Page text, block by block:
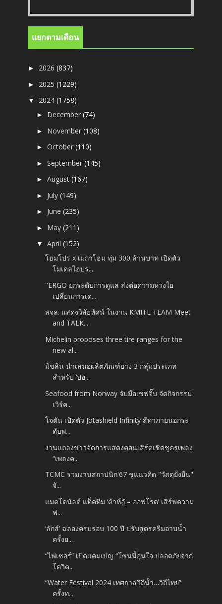
แยกตามเดือน
► 2026(837)
► 2025(1229)
▼ 2024(1758)
► December(74)
► November(108)
►October(110)
►September(145)
►August(167)
► July(149)
► June(235)
► May(211)
▼April(152)
โฮมโปร x เมกาโฮม ทุ่ม 300 ล้านบาท เปิดตัว
โมเดลไฮบร...
"ERGO ยกระดับการดูแล ส่งต่อความห่วงใย
เปลี่ยนการเด...
สจล. แสดงวิสัยทัศน์ ในงาน KMITL TEAM Meet
and TALK...
Michelin proposes three tire ranges for the
new al...
มิชลิน นำเสนอผลิตภัณฑ์ยาง 3 กลุ่มประเภท
สำหรับ ‘ปอ...
Seafood from Norway จับมือเชฟจิ๊บ จัดกิจกรรม
เวิร์ค...
โจตัน เปิดตัว Jotashield Infinity สีทาภายนอกระ
ดับพ...
งานแถลงข่าวจัดการแสดงคอนเสิร์ตเชิดชูครูเพลง
“เพลงค...
TCMC ร่วมงานสถาปนิก'67 ชูแนวคิด "วัสดุยั่งยืน"
จั...
แมคโดนัลด์ แท็คทีม ‘ต้าห์อู๋ – ออฟโรด’ เสิร์ฟความ
ฟ...
‘ลักส์’ ฉลองครบรอบ 100 ปี ปรับสูตรครีมอาบน้ำ
ครั้งย...
“ไฟเซอร์” เปิดแคมเปญ “โซนนี้อุ่นใจ ปลอดภัยจาก
โควิด...
“Water Festival 2024 เทศกาลวิถีน้ำ…วิถีไทย”
ครั้งท...